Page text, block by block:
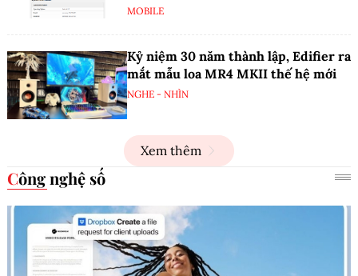
MOBILE
Kỷ niệm 30 năm thành lập, Edifier ra
mắt mẫu loa MR4 MKII thế hệ mới
NGHE - NHÌN
Xem thêm
Công nghệ số